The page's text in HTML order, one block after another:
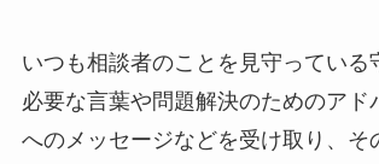
いつも相談者のことを見守っている
必要な言葉や問題解決のためのアド
へのメッセージなどを受け取り、そ